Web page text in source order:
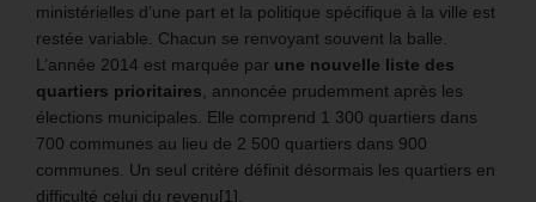
ministérielles d’une part et la politique spécifique à la ville est
restée variable. Chacun se renvoyant souvent la balle.
L’année 2014 est marquée par une nouvelle liste des
quartiers prioritaires , annoncée prudemment après les
élections municipales. Elle comprend 1 300 quartiers dans
700 communes au lieu de 2 500 quartiers dans 900
communes. Un seul critère définit désormais les quartiers en
difficulté celui du revenu[1].